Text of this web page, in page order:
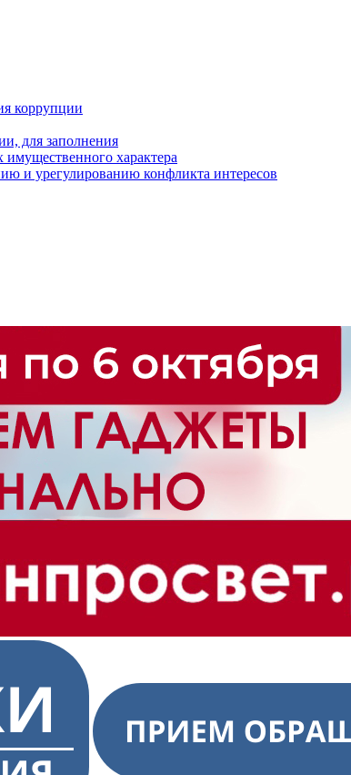
коррупции
для заполнения
имущественного характера
и урегулированию конфликта интересов